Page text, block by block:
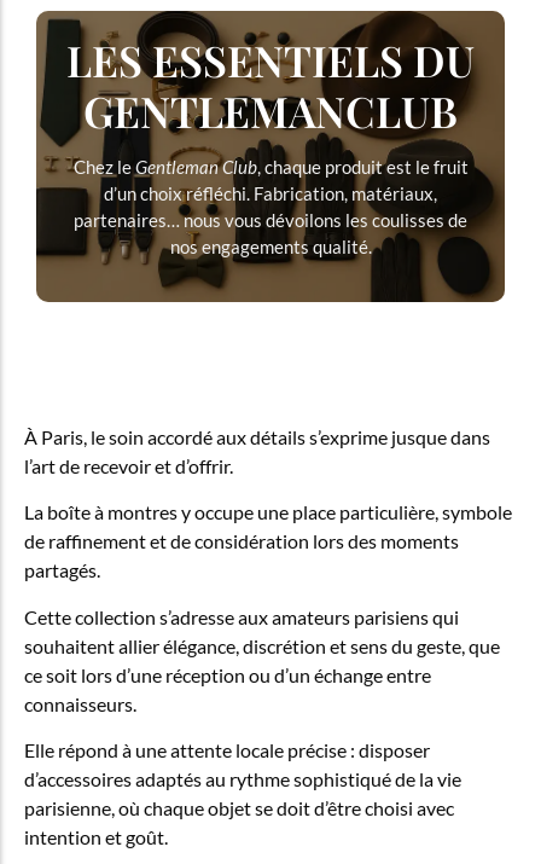
LES ESSENTIELS DU
GENTLEMANCLUB
Chez leGentleman Club, chaque produit est le fruit
d’un choix réfléchi. Fabrication, matériaux,
partenaires… nous vous dévoilons les coulisses de
nos engagements qualité.
À Paris, le soin accordé aux détails s’exprime jusque dans
l’art de recevoir et d’offrir.
La boîte à montres y occupe une place particulière, symbole
de raffinement et de considération lors des moments
partagés.
Cette collection s’adresse aux amateurs parisiens qui
souhaitent allier élégance, discrétion et sens du geste, que
ce soit lors d’une réception ou d’un échange entre
connaisseurs.
Elle répond à une attente locale précise : disposer
d’accessoires adaptés au rythme sophistiqué de la vie
parisienne, où chaque objet se doit d’être choisi avec
intention et goût.